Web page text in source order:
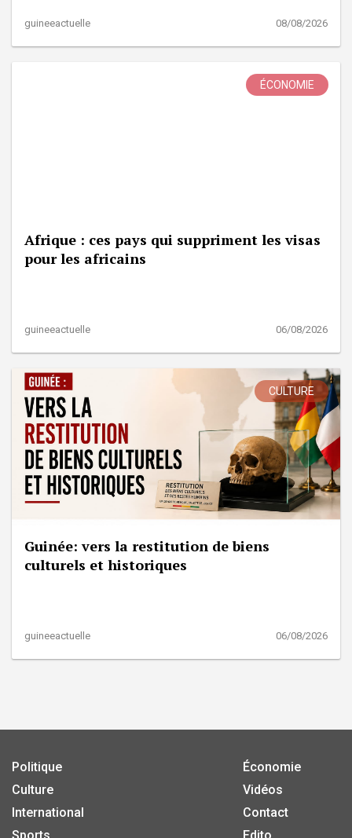
guineeactuelle 08/08/2026
ÉCONOMIE
Afrique : ces pays qui suppriment les visas
pour les africains
guineeactuelle 06/08/2026
CULTURE
Guinée: vers la restitution de biens
culturels et historiques
guineeactuelle 06/08/2026
Politique
Culture
International
Économie
Vidéos
Contact